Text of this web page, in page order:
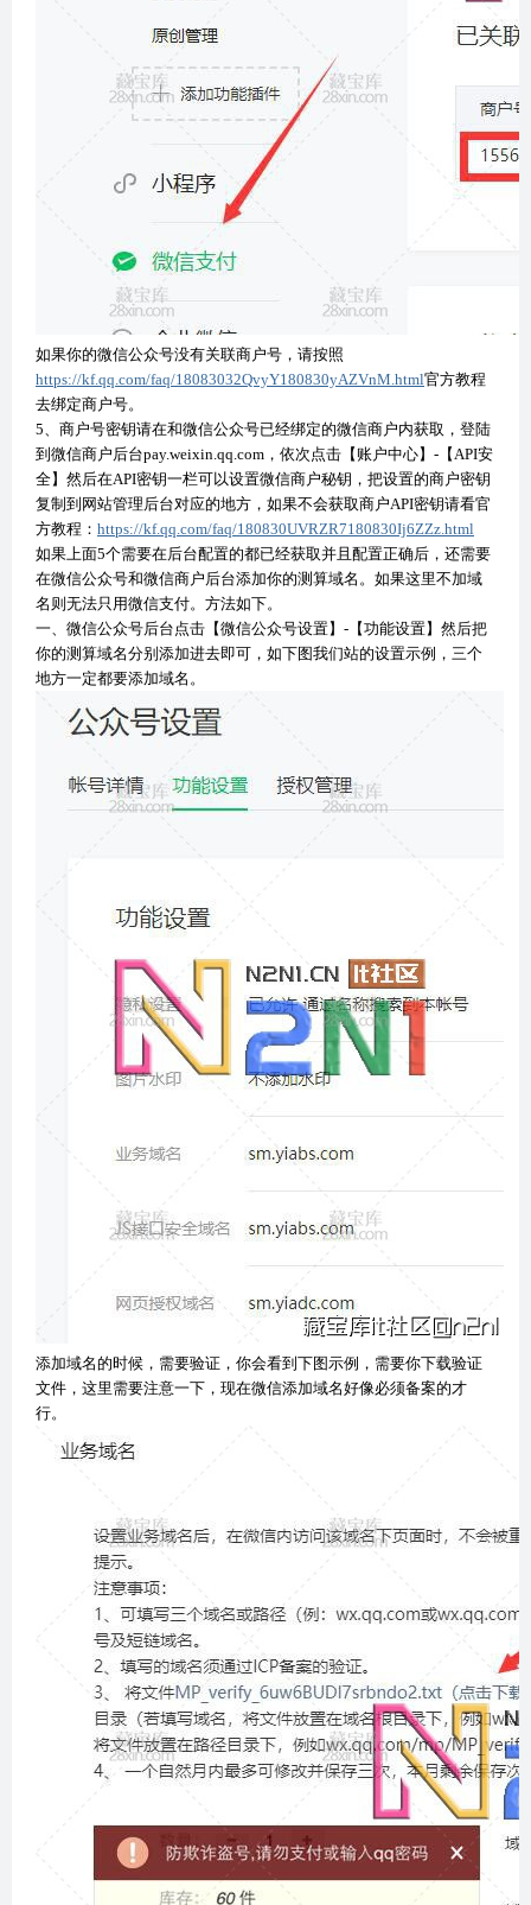
如果你的微信公众号没有关联商户号，请按照
https://kf.qq.com/faq/18083032QvyY180830yAZVnM.html官方教程
去绑定商户号。
5、商户号密钥请在和微信公众号已经绑定的微信商户内获取，登陆
到微信商户后台pay.weixin.qq.com，依次点击【账户中心】-【API安
全】然后在API密钥一栏可以设置微信商户秘钥，把设置的商户密钥
复制到网站管理后台对应的地方，如果不会获取商户API密钥请看官
方教程： https://kf.qq.com/faq/180830UVRZR7180830Ij6ZZz.html
如果上面5个需要在后台配置的都已经获取并且配置正确后，还需要
在微信公众号和微信商户后台添加你的测算域名。如果这里不加域
名则无法只用微信支付。方法如下。
一、微信公众号后台点击【微信公众号设置】-【功能设置】然后把
你的测算域名分别添加进去即可，如下图我们站的设置示例，三个
地方一定都要添加域名。
添加域名的时候，需要验证，你会看到下图示例，需要你下载验证
文件，这里需要注意一下，现在微信添加域名好像必须备案的才
行。